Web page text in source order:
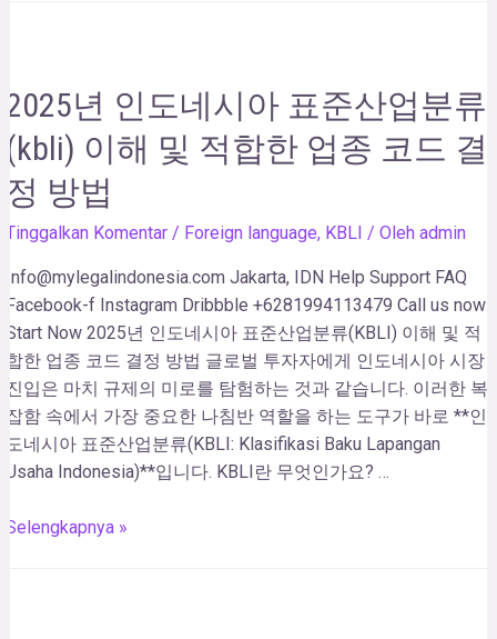
2025년 인도네시아 표준산업분류
(kbli) 이해 및 적합한 업종 코드 결
정 방법
Tinggalkan Komentar / Foreign language, KBLI / Oleh admin
Info@mylegalindonesia.com Jakarta, IDN Help Support FAQ
Facebook-f Instagram Dribbble +6281994113479 Call us now!
Start Now 2025년 인도네시아 표준산업분류(KBLI) 이해 및 적
합한 업종 코드 결정 방법 글로벌 투자자에게 인도네시아 시장
진입은 마치 규제의 미로를 탐험하는 것과 같습니다. 이러한 복
잡함 속에서 가장 중요한 나침반 역할을 하는 도구가 바로 **인
도네시아 표준산업분류(KBLI: Klasifikasi Baku Lapangan
Usaha Indonesia)**입니다. KBLI란 무엇인가요? …
Selengkapnya »